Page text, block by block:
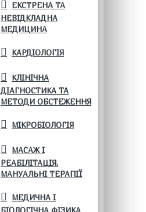
ЕКСТРЕНА ТА
НЕВІДКЛАДНА
МЕДИЦИНА
КАРДІОЛОГІЯ
КЛІНІЧНА
ДІАГНОСТИКА ТА
МЕТОДИ ОБСТЕЖЕННЯ
МІКРОБІОЛОГІЯ
МАСАЖ І
РЕАБІЛІТАЦІЯ.
МАНУАЛЬНІ ТЕРАПІЇ
МЕДИЧНА І